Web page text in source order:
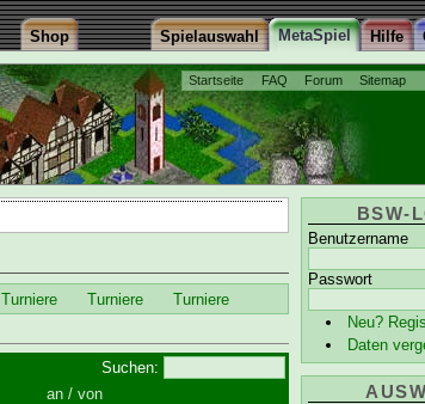
Startseite FAQ Forum Sitemap
Hilfe
MetaSpiel
Spielauswahl
Shop
BSW-
Benutzername
Passwort
Neu?
Daten
Turniere Turniere Turniere
Suchen:
an / von